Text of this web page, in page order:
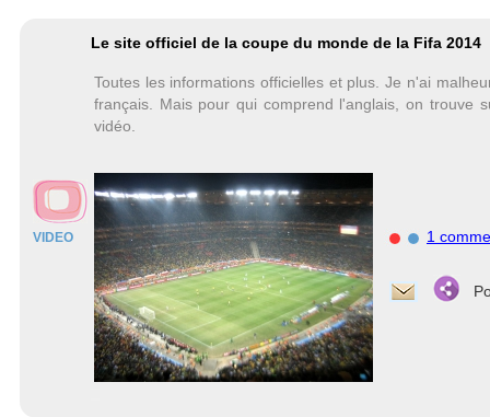
VIDEO
Le site officiel de la coupe du monde de la Fifa 2014
Toutes les informations officielles et plus. Je n'ai
français. Mais pour qui comprend l'anglais, on trouve
vidéo.
1